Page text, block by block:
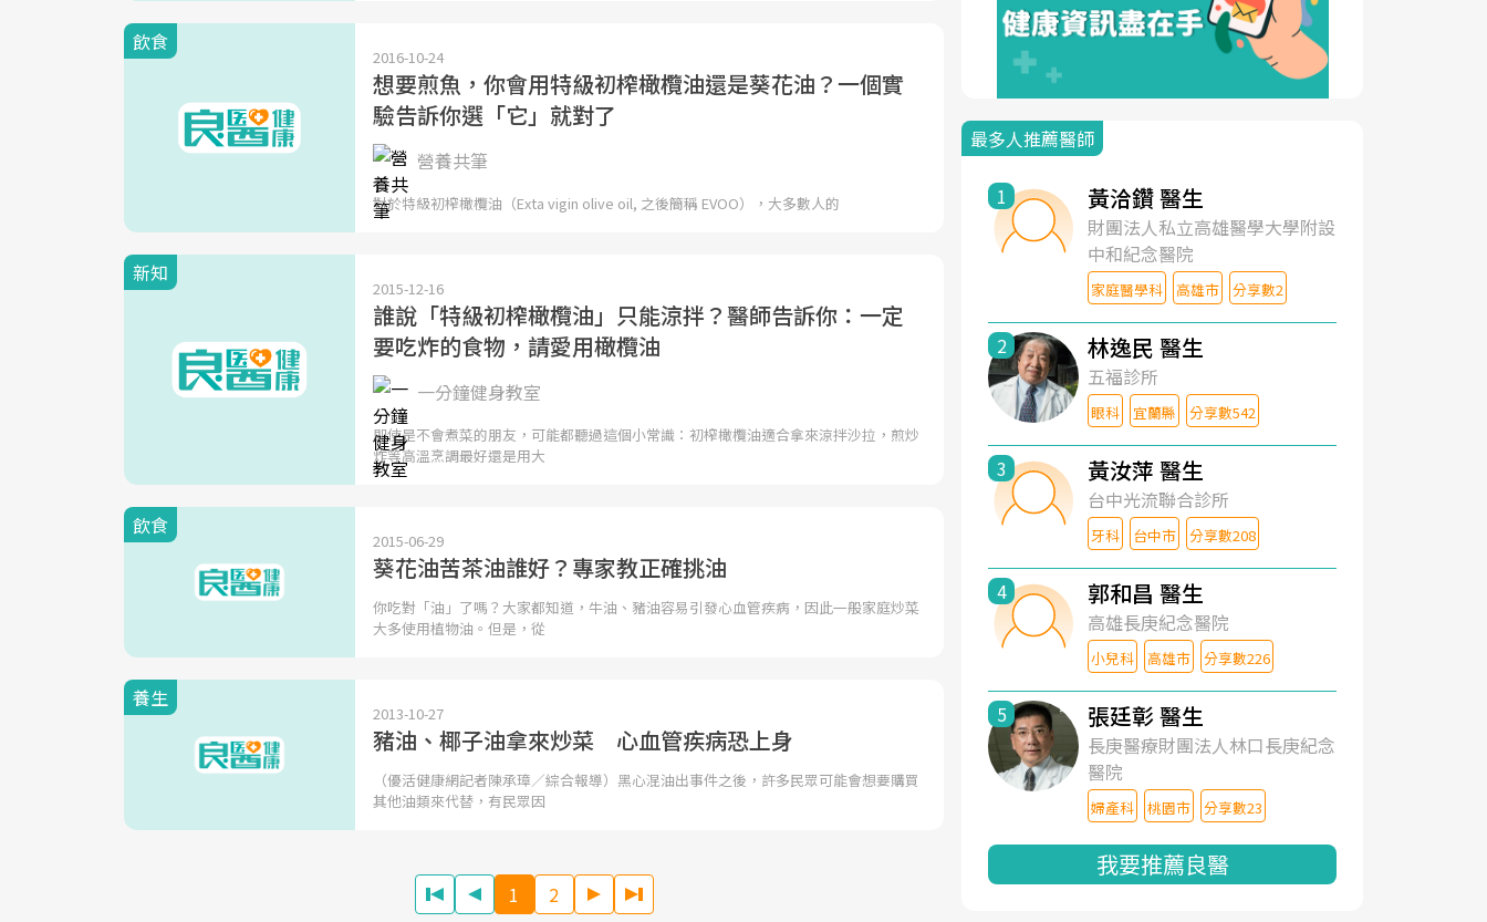
飲食
2016-10-24
想要煎魚，你會用特級初榨橄欖油還是葵花油？一個實
驗告訴你選「它」就對了
營養共筆
對於特級初榨橄欖油（Exta vigin olive oil, 之後簡稱 EVOO），大多數人的
新知
2015-12-16
誰說「特級初榨橄欖油」只能涼拌？醫師告訴你：一定
要吃炸的食物，請愛用橄欖油
一分鐘健身教室
即使是不會煮菜的朋友，可能都聽過這個小常識：初榨橄欖油適合拿來涼拌沙拉，煎炒
炸等高溫烹調最好還是用大
飲食
2015-06-29
葵花油苦茶油誰好？專家教正確挑油
你吃對「油」了嗎？大家都知道，牛油、豬油容易引發心血管疾病，因此一般家庭炒菜
大多使用植物油。但是，從
養生
2013-10-27
豬油、椰子油拿來炒菜 心血管疾病恐上身
（優活健康網記者陳承璋／綜合報導）黑心混油出事件之後，許多民眾可能會想要購買
其他油類來代替，有民眾因
1 2
最多人推薦醫師
1 黃洽鑽 醫生
財團法人私立高雄醫學大學附設
中和紀念醫院
家庭醫學科 高雄市 分享數2
2 林逸民 醫生
五福診所
眼科 宜蘭縣 分享數542
3 黃汝萍 醫生
台中光流聯合診所
牙科 台中市 分享數208
4 郭和昌 醫生
高雄長庚紀念醫院
小兒科 高雄市 分享數226
5 張廷彰 醫生
長庚醫療財團法人林口長庚紀念
醫院
婦產科 桃園市 分享數23
我要推薦良醫